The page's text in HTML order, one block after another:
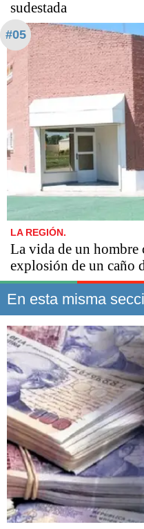
sudestada
#05
LA REGIÓN.
La vida de un
explosión de un caño
En esta misma